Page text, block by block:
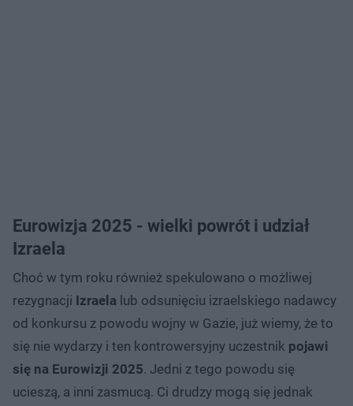
Eurowizja 2025 - wielki powrót i udział
Izraela
Choć w tym roku również spekulowano o możliwej
rezygnacji Izraela lub odsunięciu izraelskiego nadawcy
od konkursu z powodu wojny w Gazie, już wiemy, że to
się nie wydarzy i ten kontrowersyjny uczestnik pojawi
się na Eurowizji 2025. Jedni z tego powodu się
ucieszą, a inni zasmucą. Ci drudzy mogą się jednak